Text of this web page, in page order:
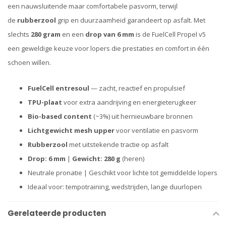
een nauwsluitende maar comfortabele pasvorm, terwijl
de rubberzool grip en duurzaamheid garandeert op asfalt. Met
slechts 280 gram en een drop van 6 mm is de FuelCell Propel v5
een geweldige keuze voor lopers die prestaties en comfort in één
schoen willen.
FuelCell entresoul — zacht, reactief en propulsief
TPU-plaat voor extra aandrijving en energieterugkeer
Bio-based content (~3%) uit hernieuwbare bronnen
Lichtgewicht mesh uppervoor ventilatie en pasvorm
Rubberzool met uitstekende tractie op asfalt
Drop: 6 mm | Gewicht: 280 g (heren)
Neutrale pronatie | Geschikt voor lichte tot gemiddelde lopers
Ideaal voor: tempotraining, wedstrijden, lange duurlopen
Gerelateerde producten